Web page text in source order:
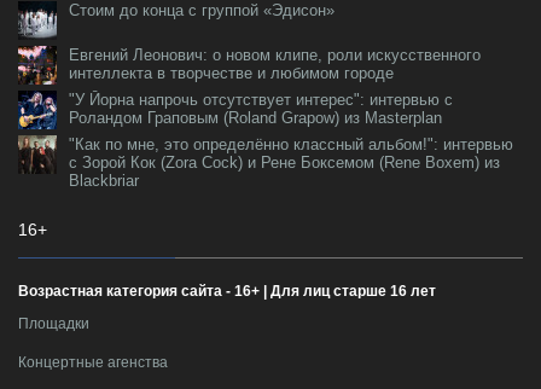
Стоим до конца с группой «Эдисон»
Евгений Леонович: о новом клипе, роли искусственного
интеллекта в творчестве и любимом городе
"У Йорна напрочь отсутствует интерес": интервью с
Роландом Граповым (Roland Grapow) из Masterplan
"Как по мне, это определённо классный альбом!": интервью
с Зорой Кок (Zora Cock) и Рене Боксемом (Rene Boxem) из
Blackbriar
16+
Возрастная категория сайта - 16+ | Для лиц старше 16 лет
Площадки
Концертные агенства